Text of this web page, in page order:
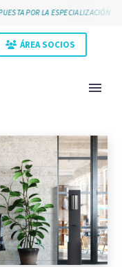
POR LA ESPECIALIZACIÓN
ÁREA SOCIOS